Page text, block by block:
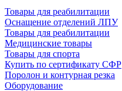
Товары для реабилитации
Оснащение отделений ЛПУ
Товары для реабилитации
Медицинские товары
Товары для спорта
Купить по сертификату СФР
Поролон и контурная резка
Оборудование